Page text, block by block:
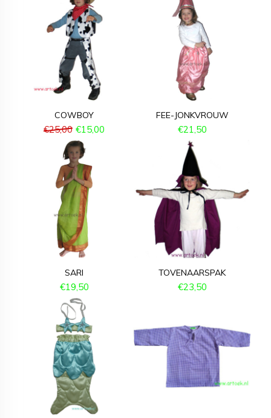
COWBOY
€25,00 €15,00
FEE-JONKVROUW
€21,50
SARI
€19,50
TOVENAARSPAK
€23,50